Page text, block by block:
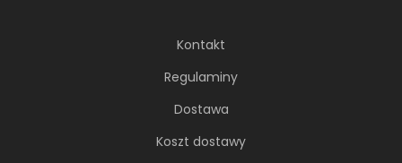
Kontakt
Regulaminy
Dostawa
Koszt dostawy